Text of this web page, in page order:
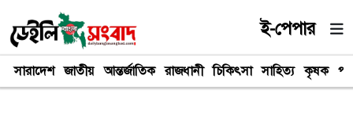
ই-পেপার
সারাদেশ জাতীয় আন্তর্জাতিক রাজধানী চিকিৎসা সাহিত্য কৃষক